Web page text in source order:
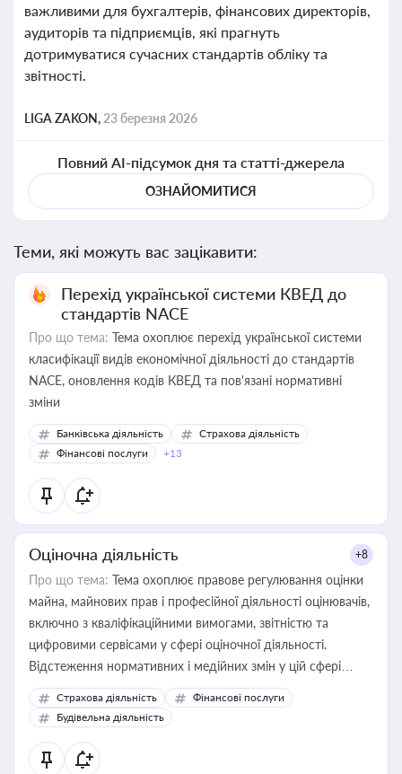
важливими для бухгалтерів, фінансових директорів,
аудиторів та підприємців, які прагнуть
дотримуватися сучасних стандартів обліку та
звітності.
LIGA ZAKON, 23 березня 2026
Повний AI-підсумок дня та статті-джерела
ОЗНАЙОМИТИСЯ
Теми, які можуть вас зацікавити:
Перехід української системи КВЕД до
стандартів NACE
Про що тема: Тема охоплює перехід української системи
класифікації видів економічної діяльності до стандартів
NACE, оновлення кодів КВЕД та пов'язані нормативні
зміни
Банківська діяльність
Страхова діяльність
Фінансові послуги
+13
Оціночна діяльність +8
Про що тема: Тема охоплює правове регулювання оцінки
майна, майнових прав і професійної діяльності оцінювачів,
включно з кваліфікаційними вимогами, звітністю та
цифровими сервісами у сфері оціночної діяльності.
Відстеження нормативних і медійних змін у цій сфері
корисне для власника бізнесу, керівника, юриста або
бухгалтера під час оподаткування, приватизації, оренди
державного майна, корпоративних угод і перевірки
статусу суб'єктів оціночної діяльності
Страхова діяльність
Фінансові послуги
Будівельна діяльність